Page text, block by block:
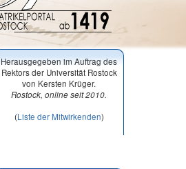
Herausgegeben im Auftrag des
Rektors der Universität Rostock
von Kersten Krüger.
Rostock, online seit 2010.
(Liste der Mitwirkenden)